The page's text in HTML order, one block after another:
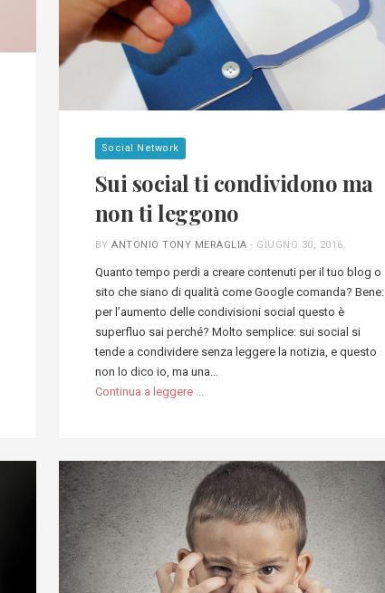
Social Network
Sui social ti condividono ma
non ti leggono
BYANTONIO TONY MERAGLIA - GIUGNO 30, 2016
Quanto tempo perdi a creare contenuti per il tuo blog o
sito che siano di qualità come Google comanda? Bene:
per l’aumento delle condivisioni social questo è
superfluo sai perché? Molto semplice: sui social si
tende a condividere senza leggere la notizia, e questo
non lo dico io, ma una…
Continua a leggere ...